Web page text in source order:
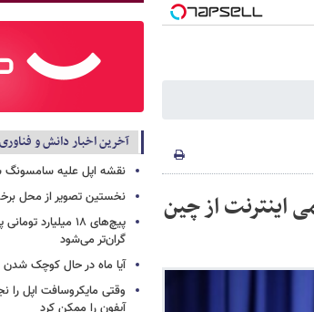
اینترنت از چین
آخرین اخبار دانش و فناوری
نقشه اپل علیه
نخستین تصویر از محل
پیچ‌های ۱۸ میلیارد
گران‌تر می‌شود
آیا ماه در حال کوچک
وقتی مایکروسافت اپل را
آیفون را ممکن کرد